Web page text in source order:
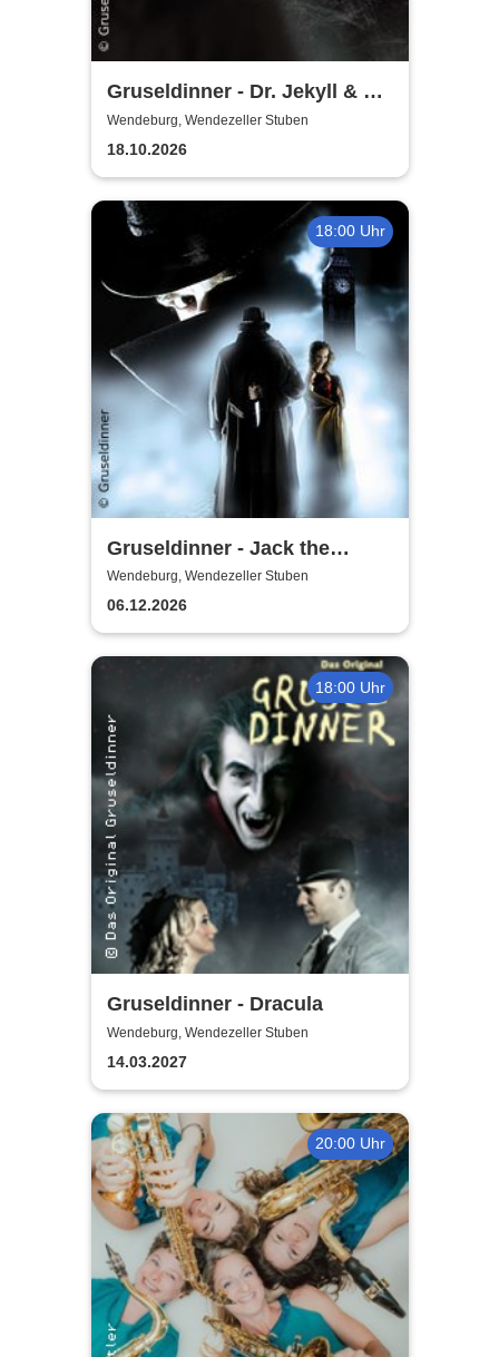
Gruseldinner - Dr. Jekyll & Mr.
Hyde
Wendeburg, Wendezeller Stuben
18.10.2026
18:00 Uhr
Gruseldinner - Jack the
Ripper
Wendeburg, Wendezeller Stuben
06.12.2026
18:00 Uhr
Gruseldinner - Dracula
Wendeburg, Wendezeller Stuben
14.03.2027
20:00 Uhr